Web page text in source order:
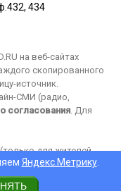
434
на веб-сайтах
скопированного
источник.
СМИ (радио,
согласования. Для
для жителей
Яндекс.Метрику.